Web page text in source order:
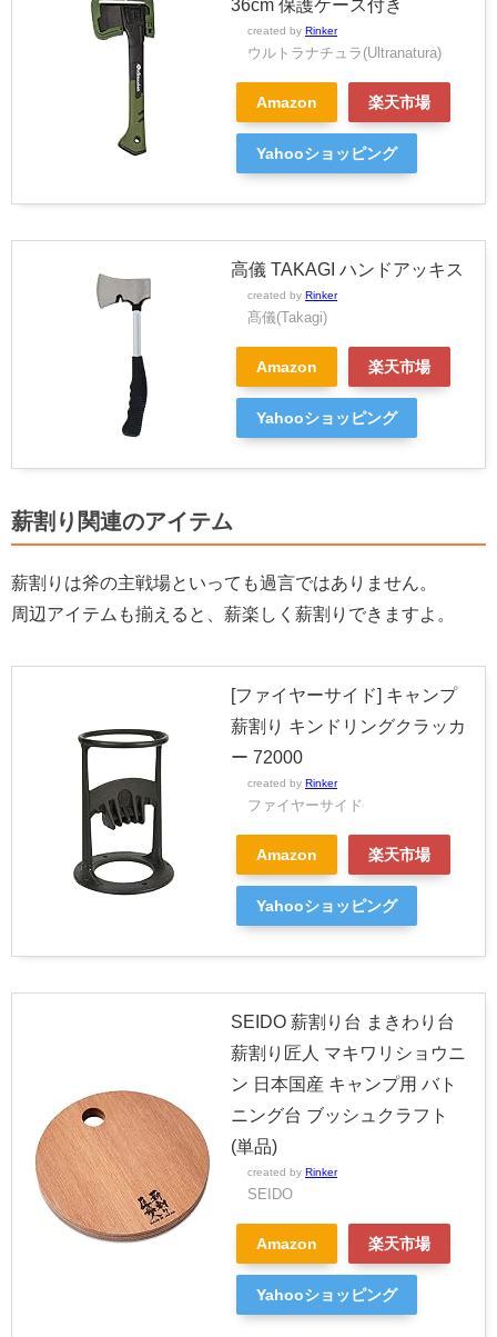
36cm 保護ケース付き
created by Rinker
ウルトラナチュラ(Ultranatura)
Amazon 楽天市場
Yahooショッピング
高儀 TAKAGI ハンドアッキス
created by Rinker
髙儀(Takagi)
Amazon 楽天市場
Yahooショッピング
薪割り関連のアイテム
薪割りは斧の主戦場といっても過言ではありません。
周辺アイテムも揃えると、薪楽しく薪割りできますよ。
[ファイヤーサイド] キャンプ
薪割り キンドリングクラッカ
ー 72000
created by Rinker
ファイヤーサイド
Amazon 楽天市場
Yahooショッピング
SEIDO 薪割り台 まきわり台
薪割り匠人 マキワリショウニ
ン 日本国産 キャンプ用 バト
ニング台 ブッシュクラフト
(単品)
created by Rinker
SEIDO
Amazon 楽天市場
Yahooショッピング